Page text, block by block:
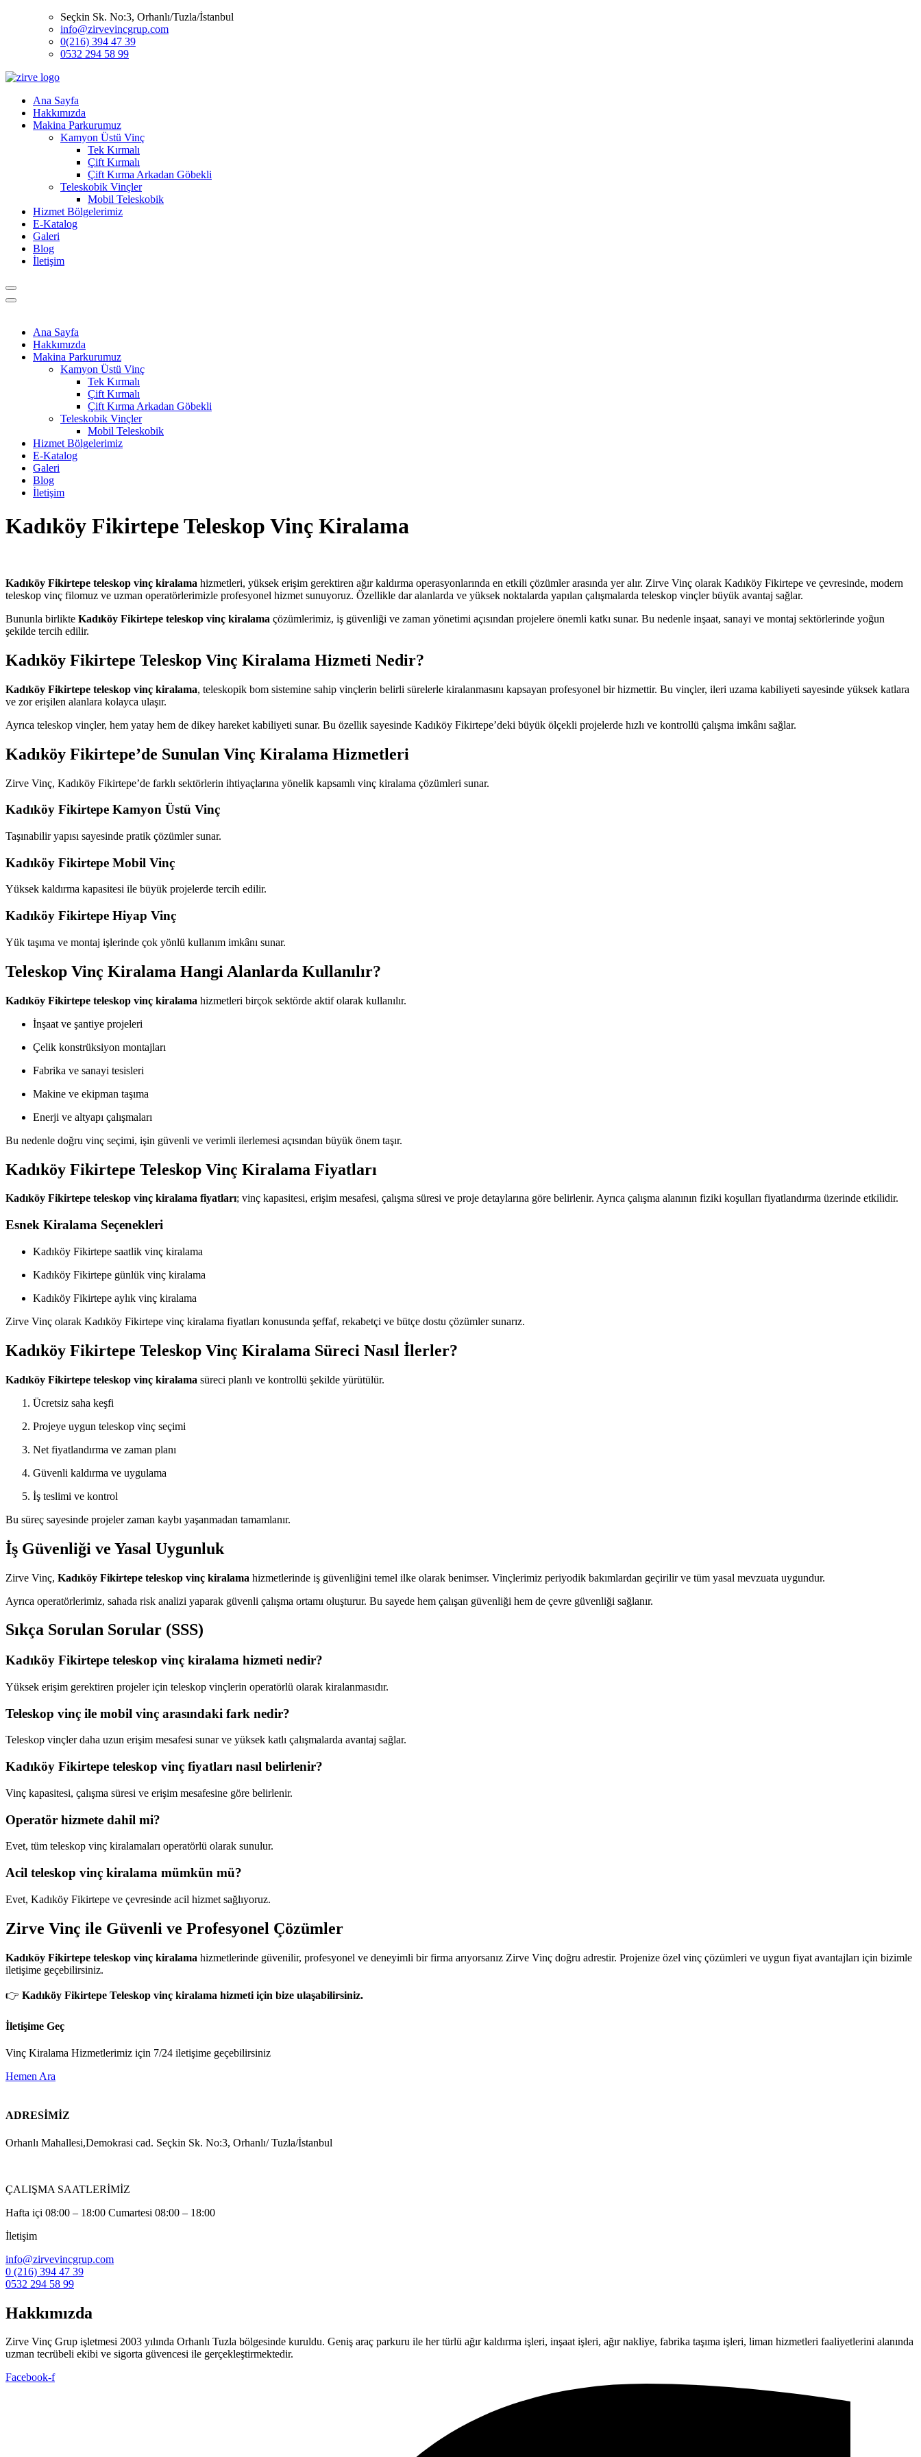
Seçkin Sk. No:3, Orhanlı/Tuzla/İstanbul
info@zirvevincgrup.com
0(216) 394 47 39
0532 294 58 99
Ana Sayfa
Hakkımızda
Makina Parkurumuz
Kamyon Üstü Vinç
Tek Kırmalı
Çift Kırmalı
Çift Kırma Arkadan Göbekli
Teleskobik Vinçler
Mobil Teleskobik
Hizmet Bölgelerimiz
E-Katalog
Galeri
Blog
İletişim
Ana Sayfa
Hakkımızda
Makina Parkurumuz
Kamyon Üstü Vinç
Tek Kırmalı
Çift Kırmalı
Çift Kırma Arkadan Göbekli
Teleskobik Vinçler
Mobil Teleskobik
Hizmet Bölgelerimiz
E-Katalog
Galeri
Blog
İletişim
Kadıköy Fikirtepe Teleskop Vinç Kiralama
Kadıköy Fikirtepe teleskop vinç kiralama hizmetleri, yüksek erişim gerektiren ağır kaldırma operasyonlarında en etkili çözümler arasında yer alır. Zirve Vinç olarak Kadıköy Fikirtepe ve çevresinde, modern
teleskop vinç filomuz ve uzman operatörlerimizle profesyonel hizmet sunuyoruz. Özellikle dar alanlarda ve yüksek noktalarda yapılan çalışmalarda teleskop vinçler büyük avantaj sağlar.
Bununla birlikte Kadıköy Fikirtepe teleskop vinç kiralama çözümlerimiz, iş güvenliği ve zaman yönetimi açısından projelere önemli katkı sunar. Bu nedenle inşaat, sanayi ve montaj sektörlerinde yoğun
şekilde tercih edilir.
Kadıköy Fikirtepe Teleskop Vinç Kiralama Hizmeti Nedir?
Kadıköy Fikirtepe teleskop vinç kiralama, teleskopik bom sistemine sahip vinçlerin belirli sürelerle kiralanmasını kapsayan profesyonel bir hizmettir. Bu vinçler, ileri uzama kabiliyeti sayesinde yüksek katlara
ve zor erişilen alanlara kolayca ulaşır.
Ayrıca teleskop vinçler, hem yatay hem de dikey hareket kabiliyeti sunar. Bu özellik sayesinde Kadıköy Fikirtepe’deki büyük ölçekli projelerde hızlı ve kontrollü çalışma imkânı sağlar.
Kadıköy Fikirtepe’de Sunulan Vinç Kiralama Hizmetleri
Zirve Vinç, Kadıköy Fikirtepe’de farklı sektörlerin ihtiyaçlarına yönelik kapsamlı vinç kiralama çözümleri sunar.
Kadıköy Fikirtepe Kamyon Üstü Vinç
Taşınabilir yapısı sayesinde pratik çözümler sunar.
Kadıköy Fikirtepe Mobil Vinç
Yüksek kaldırma kapasitesi ile büyük projelerde tercih edilir.
Kadıköy Fikirtepe Hiyap Vinç
Yük taşıma ve montaj işlerinde çok yönlü kullanım imkânı sunar.
Teleskop Vinç Kiralama Hangi Alanlarda Kullanılır?
Kadıköy Fikirtepe teleskop vinç kiralama hizmetleri birçok sektörde aktif olarak kullanılır.
İnşaat ve şantiye projeleri
Çelik konstrüksiyon montajları
Fabrika ve sanayi tesisleri
Makine ve ekipman taşıma
Enerji ve altyapı çalışmaları
Bu nedenle doğru vinç seçimi, işin güvenli ve verimli ilerlemesi açısından büyük önem taşır.
Kadıköy Fikirtepe Teleskop Vinç Kiralama Fiyatları
Kadıköy Fikirtepe teleskop vinç kiralama fiyatları; vinç kapasitesi, erişim mesafesi, çalışma süresi ve proje detaylarına göre belirlenir. Ayrıca çalışma alanının fiziki koşulları fiyatlandırma üzerinde etkilidir.
Esnek Kiralama Seçenekleri
Kadıköy Fikirtepe saatlik vinç kiralama
Kadıköy Fikirtepe günlük vinç kiralama
Kadıköy Fikirtepe aylık vinç kiralama
Zirve Vinç olarak Kadıköy Fikirtepe vinç kiralama fiyatları konusunda şeffaf, rekabetçi ve bütçe dostu çözümler sunarız.
Kadıköy Fikirtepe Teleskop Vinç Kiralama Süreci Nasıl İlerler?
Kadıköy Fikirtepe teleskop vinç kiralama süreci planlı ve kontrollü şekilde yürütülür.
Ücretsiz saha keşfi
Projeye uygun teleskop vinç seçimi
Net fiyatlandırma ve zaman planı
Güvenli kaldırma ve uygulama
İş teslimi ve kontrol
Bu süreç sayesinde projeler zaman kaybı yaşanmadan tamamlanır.
İş Güvenliği ve Yasal Uygunluk
Zirve Vinç, Kadıköy Fikirtepe teleskop vinç kiralama hizmetlerinde iş güvenliğini temel ilke olarak benimser. Vinçlerimiz periyodik bakımlardan geçirilir ve tüm yasal mevzuata uygundur.
Ayrıca operatörlerimiz, sahada risk analizi yaparak güvenli çalışma ortamı oluşturur. Bu sayede hem çalışan güvenliği hem de çevre güvenliği sağlanır.
Sıkça Sorulan Sorular (SSS)
Kadıköy Fikirtepe teleskop vinç kiralama hizmeti nedir?
Yüksek erişim gerektiren projeler için teleskop vinçlerin operatörlü olarak kiralanmasıdır.
Teleskop vinç ile mobil vinç arasındaki fark nedir?
Teleskop vinçler daha uzun erişim mesafesi sunar ve yüksek katlı çalışmalarda avantaj sağlar.
Kadıköy Fikirtepe teleskop vinç fiyatları nasıl belirlenir?
Vinç kapasitesi, çalışma süresi ve erişim mesafesine göre belirlenir.
Operatör hizmete dahil mi?
Evet, tüm teleskop vinç kiralamaları operatörlü olarak sunulur.
Acil teleskop vinç kiralama mümkün mü?
Evet, Kadıköy Fikirtepe ve çevresinde acil hizmet sağlıyoruz.
Zirve Vinç ile Güvenli ve Profesyonel Çözümler
Kadıköy Fikirtepe teleskop vinç kiralama hizmetlerinde güvenilir, profesyonel ve deneyimli bir firma arıyorsanız Zirve Vinç doğru adrestir. Projenize özel vinç çözümleri ve uygun fiyat avantajları için bizimle
iletişime geçebilirsiniz.
👉 Kadıköy Fikirtepe Teleskop vinç kiralama hizmeti için bize ulaşabilirsiniz.
İletişime Geç
Vinç Kiralama Hizmetlerimiz için 7/24 iletişime geçebilirsiniz
Hemen Ara
ADRESİMİZ
Orhanlı Mahallesi,Demokrasi cad. Seçkin Sk. No:3, Orhanlı/ Tuzla/İstanbul
ÇALIŞMA SAATLERİMİZ
Hafta içi 08:00 – 18:00 Cumartesi 08:00 – 18:00
İletişim
info@zirvevincgrup.com
0 (216) 394 47 39
0532 294 58 99
Hakkımızda
Zirve Vinç Grup işletmesi 2003 yılında Orhanlı Tuzla bölgesinde kuruldu. Geniş araç parkuru ile her türlü ağır kaldırma işleri, inşaat işleri, ağır nakliye, fabrika taşıma işleri, liman hizmetleri faaliyetlerini alanında
uzman tecrübeli ekibi ve sigorta güvencesi ile gerçekleştirmektedir.
Facebook-f